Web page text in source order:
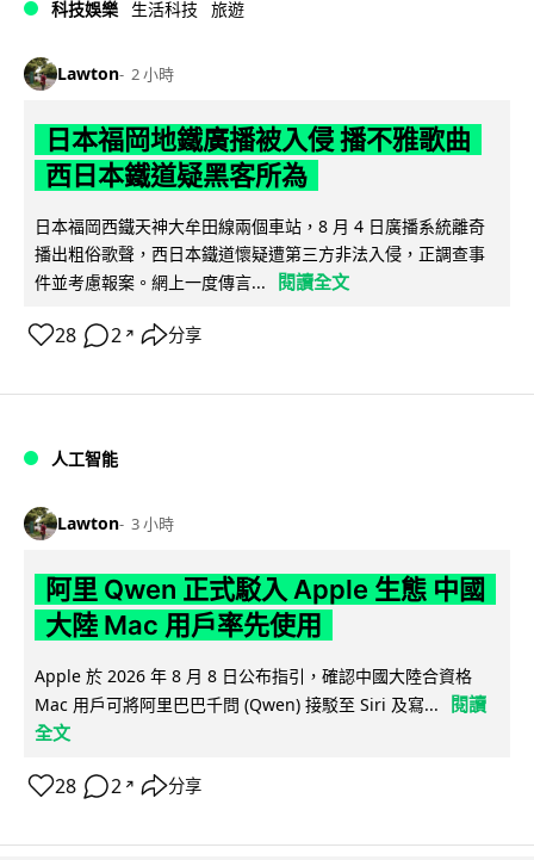
科技娛樂 生活科技 旅遊
Lawton 2 小時
日本福岡地鐵廣播被入侵 播不雅歌曲
西日本鐵道疑黑客所為
日本福岡西鐵天神大牟田線兩個車站，8 月 4 日廣播系統離奇
播出粗俗歌聲，西日本鐵道懷疑遭第三方非法入侵，正調查事
件並考慮報案。網上一度傳言...
閱讀全文
28 2 ↗ 分享
人工智能
Lawton 3 小時
阿里 Qwen 正式駁入 Apple 生態 中國
大陸 Mac 用戶率先使用
Apple 於 2026 年 8 月 8 日公布指引，確認中國大陸合資格
Mac 用戶可將阿里巴巴千問 (Qwen) 接駁至 Siri 及寫...
閱讀
全文
28 2 ↗ 分享